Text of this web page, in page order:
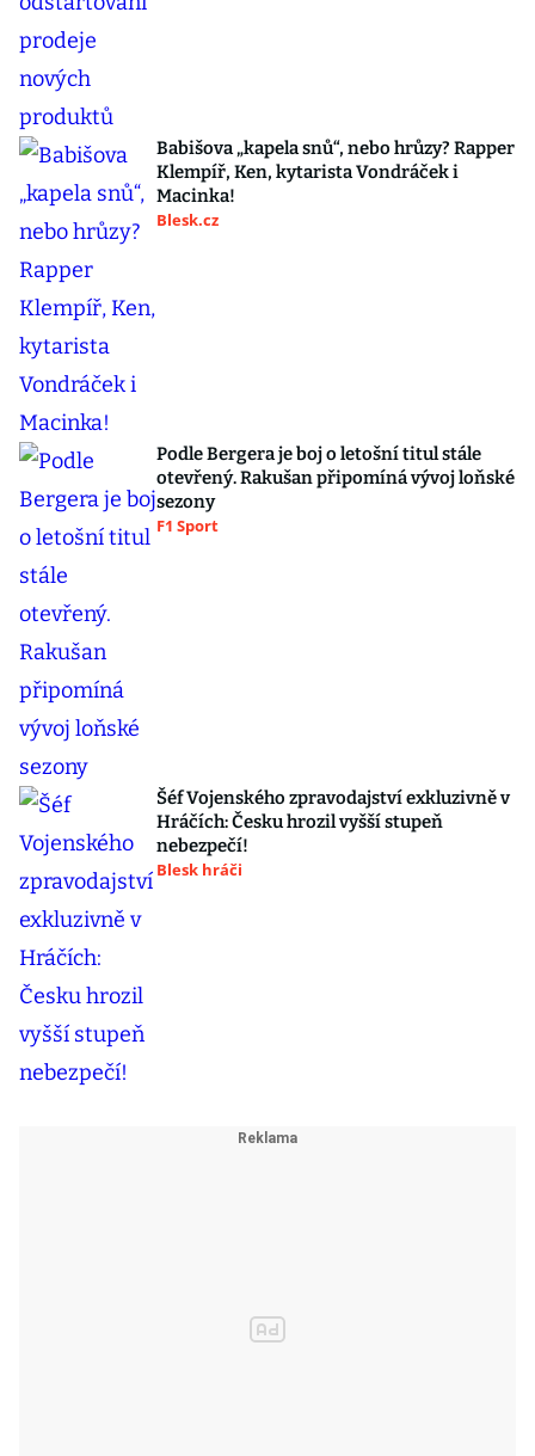
Babišova „kapela snů“, nebo hrůzy? Rapper
Klempíř, Ken, kytarista Vondráček i
Macinka!
Blesk.cz
Podle Bergera je boj o letošní titul stále
otevřený. Rakušan připomíná vývoj loňské
sezony
F1 Sport
Šéf Vojenského zpravodajství exkluzivně v
Hráčích: Česku hrozil vyšší stupeň
nebezpečí!
Blesk hráči